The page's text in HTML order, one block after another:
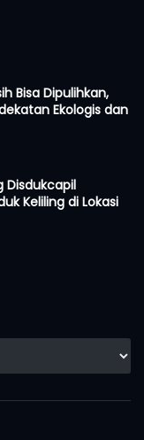
Bisa Dipulihkan,
Ekologis dan
Disdukcapil
Keliling di Lokasi